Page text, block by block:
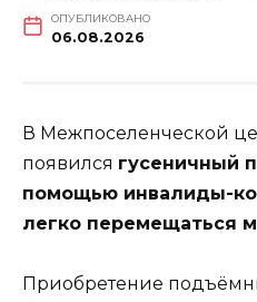
ОПУБЛИКОВАНО
06.08.2026
В Межпоселенческой
появился гусеничный
помощью инвалиды-
легко перемещаться
Приобретение